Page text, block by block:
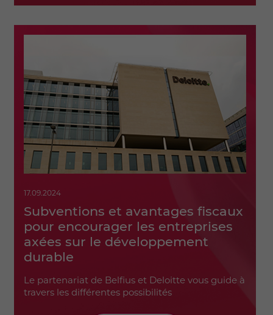
17.09.2024
Subventions et avantages fiscaux
pour encourager les entreprises
axées sur le développement
durable
Le partenariat de Belfius et Deloitte vous guide à
travers les différentes possibilités